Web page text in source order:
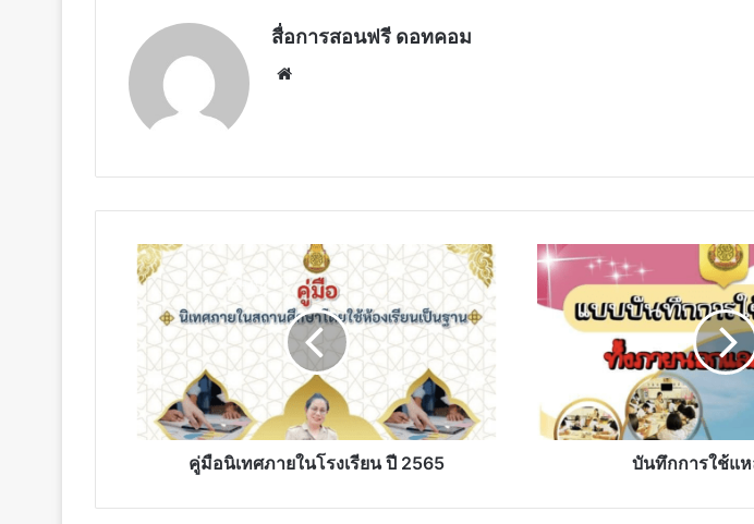
สื่อการสอนฟรี ดอทคอม
คู่มือ
นิเทศ
ภายใน
โรงเรียน
2565
คู่มือนิเทศภายในโรงเรียน ปี 2565
บันทึก
การ
ใช้
แหล่ง
บันทึกการใช้แห